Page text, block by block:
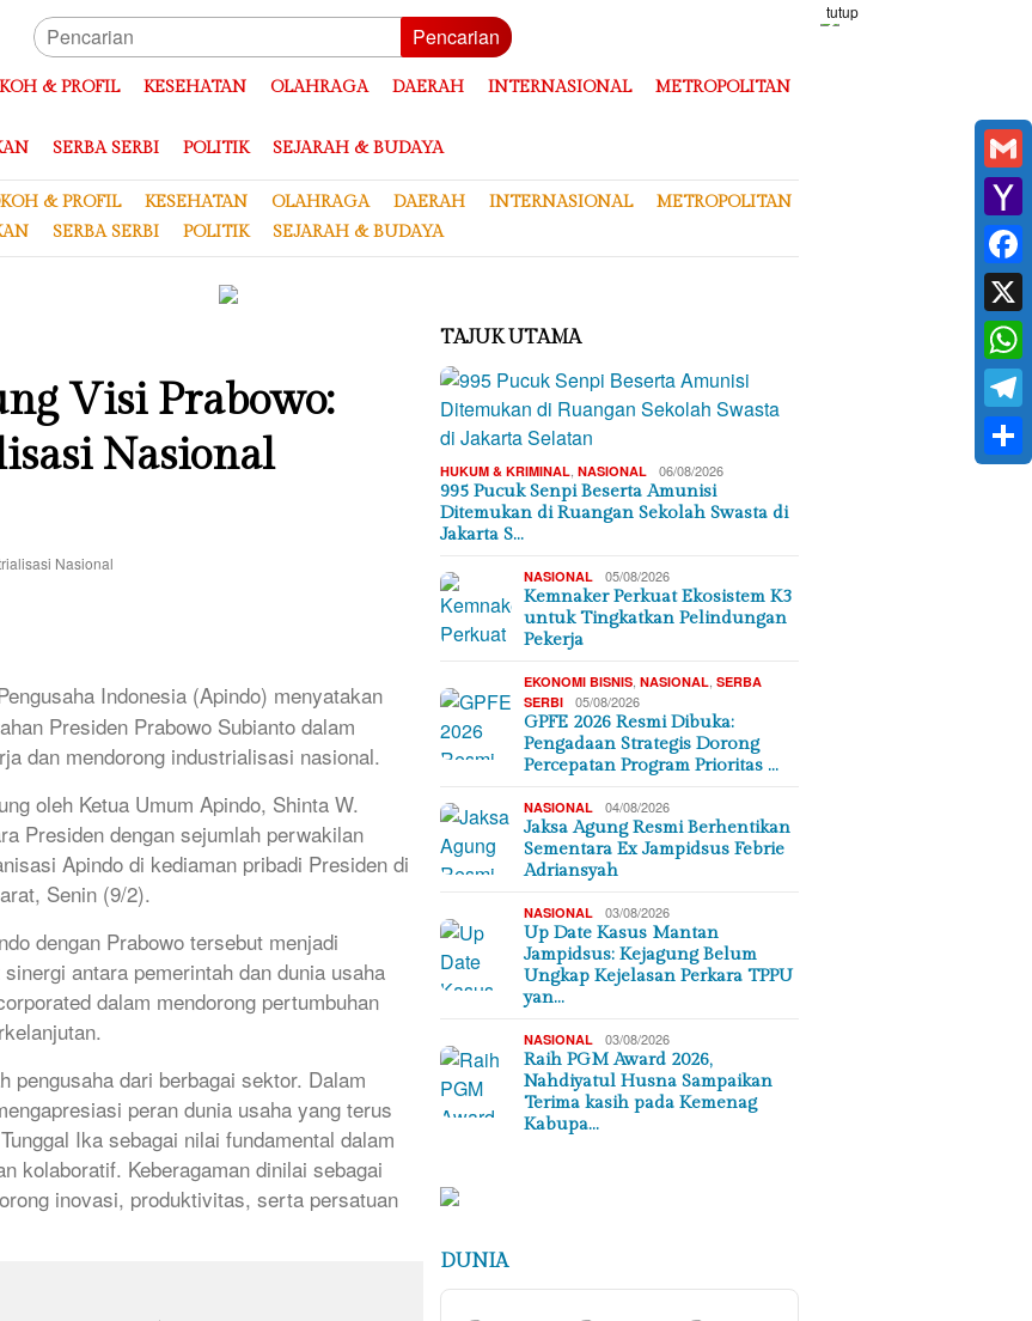
tutup
Pencarian
& PROFIL KESEHATAN OLAHRAGA DAERAH INTERNASIONAL METROPOLITAN
SERBA SERBI POLITIK SEJARAH & BUDAYA
& PROFIL KESEHATAN OLAHRAGA DAERAH INTERNASIONAL
METROPOLITAN
SERBA SERBI POLITIK SEJARAH & BUDAYA
Visi Prabowo:
Nasional
Indonesia (Apindo) menyatakan
Presiden Prabowo Subianto dalam
dan mendorong industrialisasi nasional.
oleh Ketua Umum Apindo, Shinta W.
Presiden dengan sejumlah perwakilan
Apindo di kediaman pribadi Presiden di
Senin (9/2).
dengan Prabowo tersebut menjadi
antara pemerintah dan dunia usaha
dalam mendorong pertumbuhan
pengusaha dari berbagai sektor. Dalam
peran dunia usaha yang terus
Ika sebagai nilai fundamental dalam
kolaboratif. Keberagaman dinilai sebagai
inovasi, produktivitas, serta persatuan
TAJUK UTAMA
HUKUM & KRIMINAL ,NASIONAL 06/08/2026
995 Pucuk Senpi Beserta Amunisi
Ditemukan di Ruangan Sekolah Swasta di
Jakarta S…
NASIONAL 05/08/2026
Kemnaker Perkuat Ekosistem K3
untuk Tingkatkan Pelindungan
Pekerja
EKONOMI BISNIS ,NASIONAL ,SERBA
SERBI
05/08/2026
GPFE 2026 Resmi Dibuka:
Pengadaan Strategis Dorong
Percepatan Program Prioritas …
NASIONAL 04/08/2026
Jaksa Agung Resmi Berhentikan
Sementara Ex Jampidsus Febrie
Adriansyah
NASIONAL 03/08/2026
Up Date Kasus Mantan
Jampidsus: Kejagung Belum
Ungkap Kejelasan Perkara TPPU
yan…
NASIONAL 03/08/2026
Raih PGM Award 2026,
Nahdiyatul Husna Sampaikan
Terima kasih pada Kemenag
Kabupa…
DUNIA
Mail
X